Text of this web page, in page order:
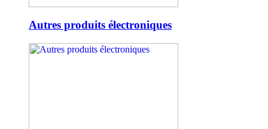
Autres produits électroniques